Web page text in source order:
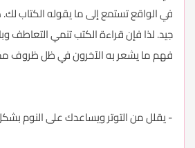
في الواقع تستمع إلى ما يقوله الكتاب
جيد. لذا فإن قراءة الكتب تنمي التعاطف
فهم ما يشعر به الآخرون في ظل ظروف
- يقلل من التوتر ويساعدك على النوم